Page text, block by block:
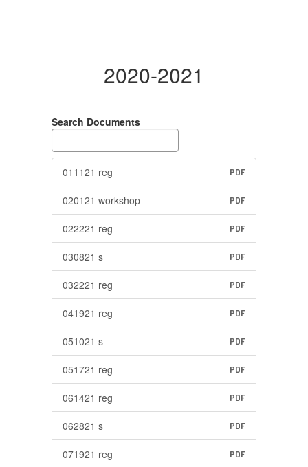
2020-2021
Search Documents
011121 reg PDF
020121 workshop PDF
022221 reg PDF
030821 s PDF
032221 reg PDF
041921 reg PDF
051021 s PDF
051721 reg PDF
061421 reg PDF
062821 s PDF
071921 reg PDF